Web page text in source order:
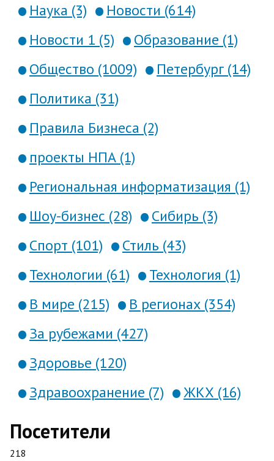
Наука (3)
Новости (614)
Новости 1 (5)
Образование (1)
Общество (1009)
Петербург (14)
Политика (31)
Правила Бизнеса (2)
проекты НПА (1)
Региональная информатизация (1)
Шоу-бизнес (28)
Сибирь (3)
Спорт (101)
Стиль (43)
Технологии (61)
Технология (1)
В мире (215)
В регионах (354)
За рубежами (427)
Здоровье (120)
Здравоохранение (7)
ЖКХ (16)
Посетители
218